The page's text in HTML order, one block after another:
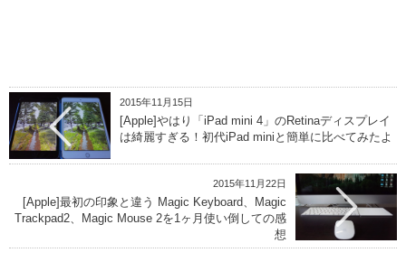
2015年11月15日
[Apple]やはり「iPad mini 4」のRetinaディスプレイ
は綺麗すぎる！初代iPad miniと簡単に比べてみたよ
2015年11月22日
[Apple]最初の印象と違う Magic Keyboard、Magic
Trackpad2、Magic Mouse 2を1ヶ月使い倒しての感
想